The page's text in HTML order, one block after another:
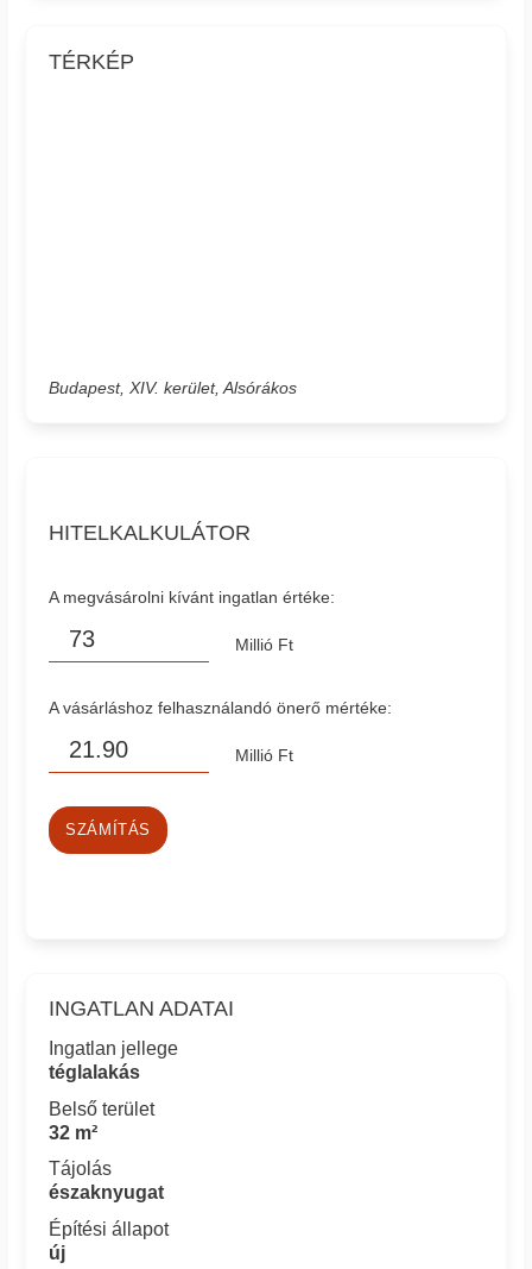
TÉRKÉP
Budapest, XIV. kerület, Alsórákos
HITELKALKULÁTOR
A megvásárolni kívánt ingatlan értéke:
Millió Ft
A vásárláshoz felhasználandó önerő mértéke:
Millió Ft
SZÁMÍTÁS
INGATLAN ADATAI
Ingatlan jellege
téglalakás
Belső terület
32 m²
Tájolás
északnyugat
Építési állapot
új